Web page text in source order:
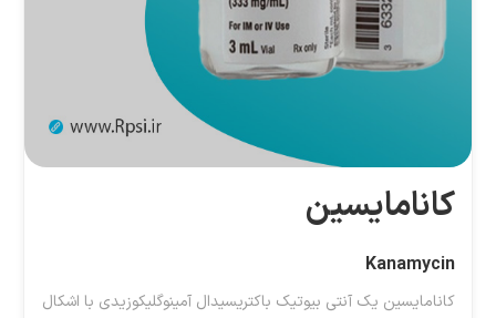
کانامایسین
Kanamycin
کانامایسین یک آنتی بیوتیک باکتریسیدال آمینوگلیکوزیدی با اشکال